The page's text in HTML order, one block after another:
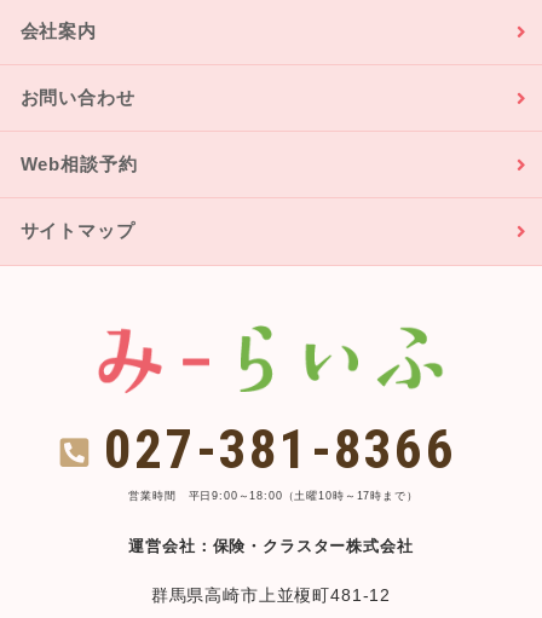
会社案内
お問い合わせ
Web相談予約
サイトマップ
027-381-8366
営業時間 平日9:00～18:00（土曜10時～17時まで）
運営会社：保険・クラスター株式会社
群馬県高崎市上並榎町481-12